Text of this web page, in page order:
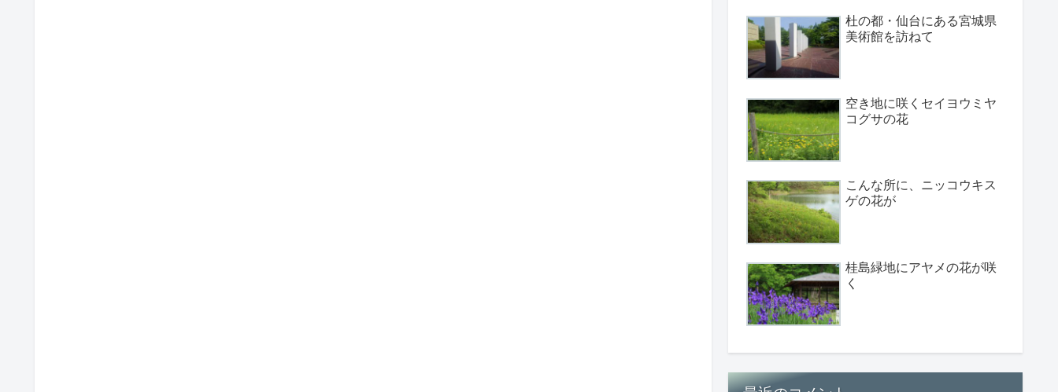
杜の都・仙台にある宮城県
美術館を訪ねて
空き地に咲くセイヨウミヤ
コグサの花
こんな所に、ニッコウキス
ゲの花が
桂島緑地にアヤメの花が咲
く